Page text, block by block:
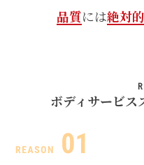
品質には絶対
ボディサービス